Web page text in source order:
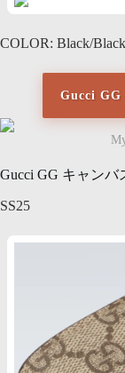
COLOR: Black/Black
Gucci GG
Gucci GG キャン
SS25